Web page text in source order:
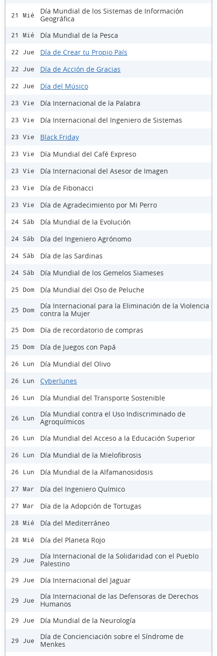
21 Mié
Día Mundial de los Sistemas de Información
Geográfica
21 Mié Día Mundial de la Pesca
22 Jue Día de Crear tu Propio País
22 Jue Día de Acción de Gracias
22 Jue Día del Músico
23 Vie Día Internacional de la Palabra
23 Vie Día Internacional del Ingeniero de Sistemas
23 Vie Black Friday
23 Vie Día Mundial del Café Expreso
23 Vie Día Internacional del Asesor de Imagen
23 Vie Día de Fibonacci
23 Vie Día de Agradecimiento por Mi Perro
24 Sáb Día Mundial de la Evolución
24 Sáb Día del Ingeniero Agrónomo
24 Sáb Día de las Sardinas
24 Sáb Día Mundial de los Gemelos Siameses
25 Dom Día Mundial del Oso de Peluche
25 Dom
Día Internacional para la Eliminación de la Violencia
contra la Mujer
25 Dom Día de recordatorio de compras
25 Dom Día de Juegos con Papá
26 Lun Día Mundial del Olivo
26 Lun Cyberlunes
26 Lun Día Mundial del Transporte Sostenible
26 Lun
Día Mundial contra el Uso Indiscriminado de
Agroquímicos
26 Lun Día Mundial del Acceso a la Educación Superior
26 Lun Día Mundial de la Mielofibrosis
26 Lun Día Mundial de la Alfamanosidosis
27 Mar Día del Ingeniero Químico
27 Mar Día de la Adopción de Tortugas
28 Mié Día del Mediterráneo
28 Mié Día del Planeta Rojo
29 Jue
Día Internacional de la Solidaridad con el Pueblo
Palestino
29 Jue Día Internacional del Jaguar
29 Jue
Día Internacional de las Defensoras de Derechos
Humanos
29 Jue Día Mundial de la Neurología
29 Jue
Día de Concienciación sobre el Síndrome de
Menkes